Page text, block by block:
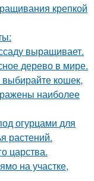
крепкой
выращивает.
дерево в мире.
кошек,
наиболее
огурцами для
растений.
царства.
на участке,